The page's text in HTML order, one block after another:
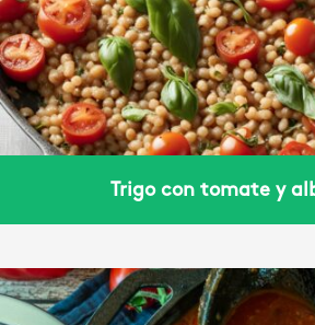
Trigo con tomate y